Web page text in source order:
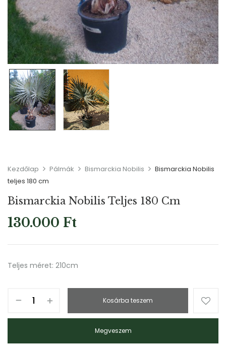
Kezdőlap Pálmák Bismarckia Nobilis
Bismarckia Nobilis
teljes 180 cm
Bismarckia Nobilis Teljes 180 Cm
130.000 Ft
Teljes méret: 210cm
Kosárba teszem
Megveszem